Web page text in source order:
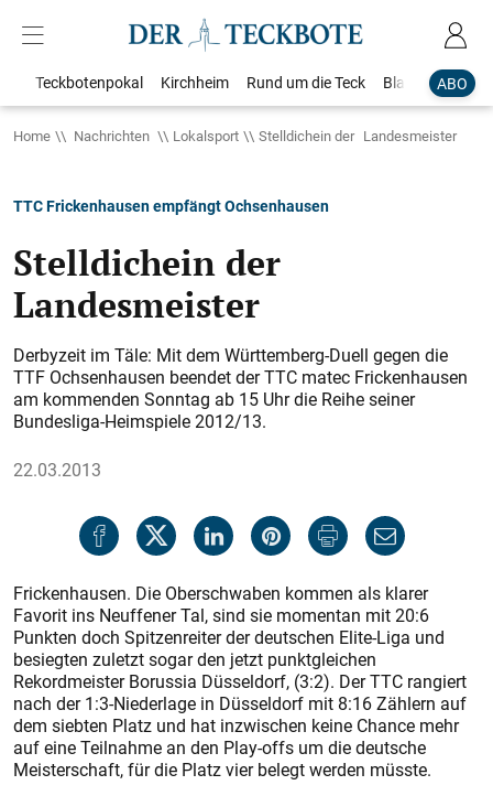
ABO
Teckbotenpokal Kirchheim Rund um die Teck Blaulicht
Home Nachrichten Lokalsport Stelldichein der Landesmeister
TTC Frickenhausen empfängt Ochsenhausen
Stelldichein der
Landesmeister
Derbyzeit im Täle: Mit dem Württemberg-Duell gegen die
TTF Ochsenhausen beendet der TTC matec Frickenhausen
am kommenden Sonntag ab 15 Uhr die Reihe seiner
Bundesliga-Heimspiele 2012/13.
22.03.2013
Frickenhausen. Die Oberschwaben kommen als klarer
Favorit ins Neuf­fener Tal, sind sie momentan mit 20:6
Punkten doch Spitzenreiter der deutschen Elite-Liga und
besiegten zuletzt sogar den jetzt punktgleichen
Rekordmeister Borussia Düsseldorf, (3:2). Der TTC rangiert
nach der 1:3-Niederlage in Düsseldorf mit 8:16 Zählern auf
dem siebten Platz und hat inzwischen keine Chance mehr
auf eine Teilnahme an den Play-offs um die deutsche
Meisterschaft, für die Platz vier belegt werden müsste.